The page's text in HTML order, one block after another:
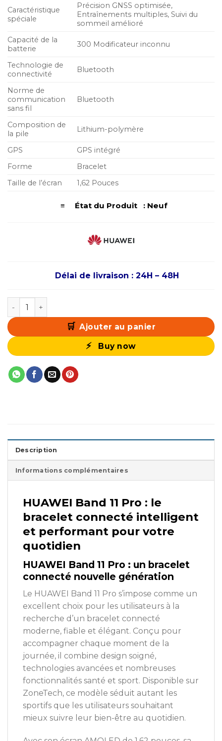
Caractéristique
spéciale
Précision GNSS optimisée,
Entraînements multiples, Suivi du
sommeil amélioré
Capacité de la
batterie
300 Modificateur inconnu
Technologie de
connectivité
Bluetooth
Norme de
communication
sans fil
Bluetooth
Composition de
la pile
Lithium-polymère
GPS
GPS intégré
Forme
Bracelet
Taille de l’écran
1,62 Pouces
≡ État du Produit : Neuf
Délai de livraison : 24H – 48H
quantité de HUAWEI Band 11 Pro
Ajouter au panier
Buy now
Description
Informations complémentaires
HUAWEI Band 11 Pro : le
bracelet connecté intelligent
et performant pour votre
quotidien
HUAWEI Band 11 Pro : un bracelet
connecté nouvelle génération
Le HUAWEI Band 11 Pro s’impose comme un
excellent choix pour les utilisateurs à la
recherche d’un bracelet connecté
moderne, fiable et élégant. Conçu pour
accompagner chaque moment de la
journée, il combine design soigné,
technologies avancées et nombreuses
fonctionnalités santé et sport. Disponible sur
ZoneTech, ce modèle séduit autant les
sportifs que les utilisateurs souhaitant
mieux suivre leur bien-être au quotidien.